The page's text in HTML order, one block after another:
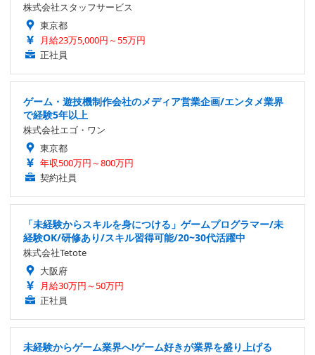
株式会社スタッフサービス
東京都
月給23万5,000円～55万円
正社員
ゲーム・遊技機制作会社のメディア営業企画/エンタメ業界
で経験5年以上
株式会社エゴ・ワン
東京都
年収500万円～800万円
契約社員
「未経験からスキルを身につける」ゲームプログラマー/未
経験OK/研修あり/スキル習得可能/20~30代活躍中
株式会社Tetote
大阪府
月給30万円～50万円
正社員
未経験からゲーム業界へ!ゲーム好きが業界を盛り上げる